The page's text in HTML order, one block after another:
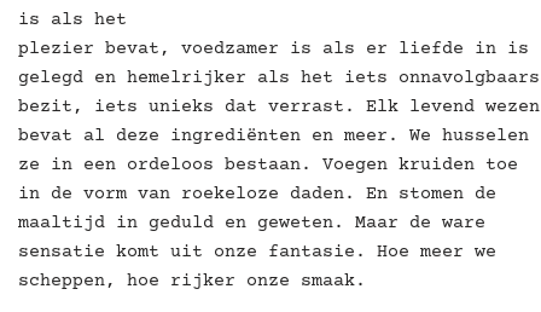
is als het
plezier bevat, voedzamer is als er liefde in is
gelegd en hemelrijker als het iets onnavolgbaars
bezit, iets unieks dat verrast. Elk levend wezen
bevat al deze ingrediënten en meer. We husselen
ze in een ordeloos bestaan. Voegen kruiden toe
in de vorm van roekeloze daden. En stomen de
maaltijd in geduld en geweten. Maar de ware
sensatie komt uit onze fantasie. Hoe meer we
scheppen, hoe rijker onze smaak.